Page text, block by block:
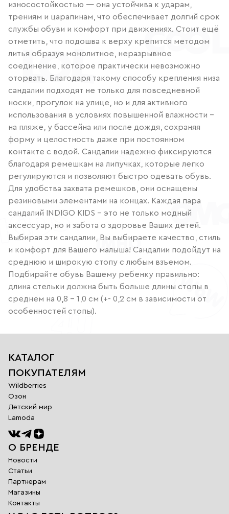
износостойкостью — она устойчива к ударам,
трениям и царапинам, что обеспечивает долгий срок
службы обуви и комфорт при движениях. Стоит ещё
отметить, что подошва к верху крепится методом
литья образуя монолитное, неразрывное
соединение, которое практически невозможно
оторвать. Благодаря такому способу крепления низа
сандалии подходят не только для повседневной
носки, прогулок на улице, но и для активного
использования в условиях повышенной влажности –
на пляже, у бассейна или после дождя, сохраняя
форму и целостность даже при постоянном
контакте с водой. Сандалии надежно фиксируются
благодаря ремешкам на липучках, которые легко
регулируются и позволяют быстро одевать обувь.
Для удобства захвата ремешков, они оснащены
резиновыми элементами на концах. Каждая пара
сандалий INDIGO KIDS – это не только модный
аксессуар, но и забота о здоровье Ваших детей.
Выбирая эти сандалии, Вы выбираете качество, стиль
и комфорт для Вашего малыша! Сандалии подойдут на
среднюю и широкую стопу с любым взъемом.
Подбирайте обувь Вашему ребенку правильно:
длина стельки должна быть больше длины стопы в
среднем на 0,8 – 1,0 см (+- 0,2 см в зависимости от
особенностей стопы).
КАТАЛОГ
ПОКУПАТЕЛЯМ
Wildberries
Озон
Детский мир
Lamoda
О БРЕНДЕ
Новости
Статьи
Партнерам
Магазины
Контакты
Обратная
связь